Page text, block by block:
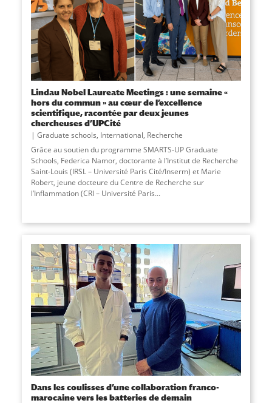
Lindau Nobel Laureate Meetings : une semaine «
hors du commun » au cœur de l’excellence
scientifique, racontée par deux jeunes
chercheuses d’UPCité
Graduate schools, International, Recherche
Grâce au soutien du programme SMARTS-UP Graduate
Schools, Federica Namor, doctorante à l’Institut de Recherche
Saint-Louis (IRSL – Université Paris Cité/Inserm) et Marie
Robert, jeune docteure du Centre de Recherche sur
l’Inflammation (CRI – Université Paris...
Dans les coulisses d’une collaboration franco-
marocaine vers les batteries de demain